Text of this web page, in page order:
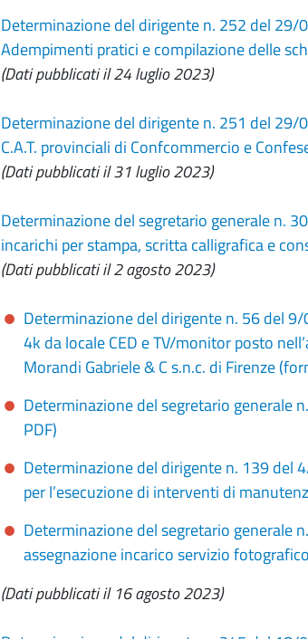
Determinazione del dirigente n. 252 del 29/
Adempimenti pratici e compilazione delle
(Dati pubblicati il 24 luglio 2023)
Determinazione del dirigente n. 251 del
C.A.T. provinciali di Confcommercio e
(Dati pubblicati il 31 luglio 2023)
Determinazione del segretario generale n.
incarichi per stampa, scritta calligrafica e
(Dati pubblicati il 2 agosto 2023)
Determinazione del dirigente n. 56 del
4k da locale CED e TV/monitor posto
Morandi Gabriele & C s.n.c. di Firenze
Determinazione del segretario generale
PDF)
Determinazione del dirigente n. 139 del
per l’esecuzione di interventi di
Determinazione del segretario generale
assegnazione incarico servizio
(Dati pubblicati il 16 agosto 2023)